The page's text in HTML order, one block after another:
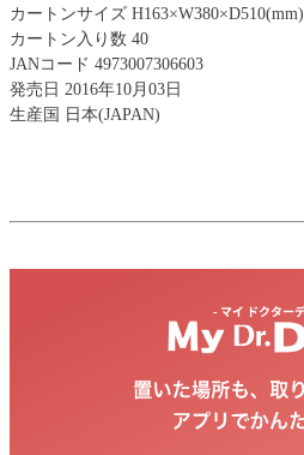
カートンサイズ H163×W380×D510(mm)
カートン入り数 40
JANコード 4973007306603
発売日 2016年10月03日
生産国 日本(JAPAN)